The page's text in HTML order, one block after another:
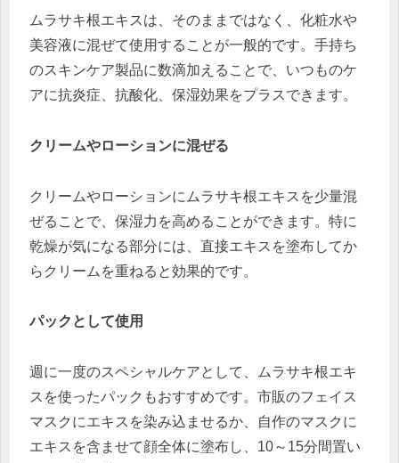
ムラサキ根エキスは、そのままではなく、化粧水や
美容液に混ぜて使用することが一般的です。手持ち
のスキンケア製品に数滴加えることで、いつものケ
アに抗炎症、抗酸化、保湿効果をプラスできます。
クリームやローションに混ぜる
クリームやローションにムラサキ根エキスを少量混
ぜることで、保湿力を高めることができます。特に
乾燥が気になる部分には、直接エキスを塗布してか
らクリームを重ねると効果的です。
パックとして使用
週に一度のスペシャルケアとして、ムラサキ根エキ
スを使ったパックもおすすめです。市販のフェイス
マスクにエキスを染み込ませるか、自作のマスクに
エキスを含ませて顔全体に塗布し、10～15分間置い